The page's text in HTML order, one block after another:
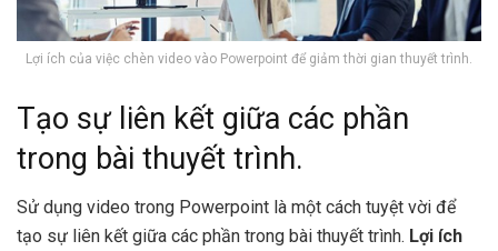
Lợi ích của việc chèn video vào Powerpoint để giảm thời gian thuyết trình.
Tạo sự liên kết giữa các phần
trong bài thuyết trình.
Sử dụng video trong Powerpoint là một cách tuyệt vời để
tạo sự liên kết giữa các phần trong bài thuyết trình. Lợi ích